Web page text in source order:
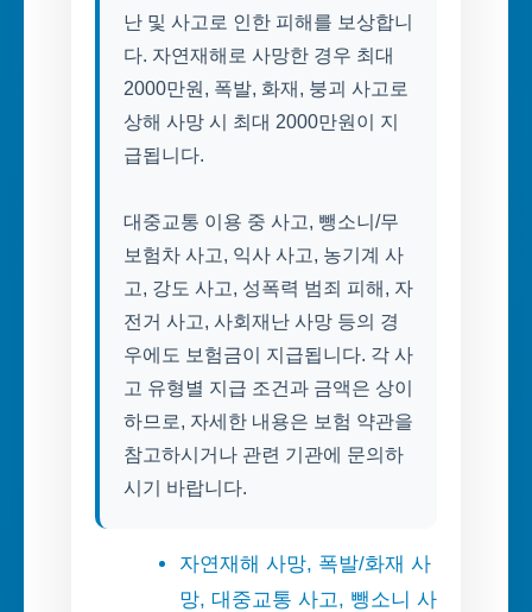
난 및 사고로 인한 피해를 보상합니
다. 자연재해로 사망한 경우 최대
2000만원, 폭발, 화재, 붕괴 사고로
상해 사망 시 최대 2000만원이 지
급됩니다.
대중교통 이용 중 사고, 뺑소니/무
보험차 사고, 익사 사고, 농기계 사
고, 강도 사고, 성폭력 범죄 피해, 자
전거 사고, 사회재난 사망 등의 경
우에도 보험금이 지급됩니다. 각 사
고 유형별 지급 조건과 금액은 상이
하므로, 자세한 내용은 보험 약관을
참고하시거나 관련 기관에 문의하
시기 바랍니다.
자연재해 사망, 폭발/화재 사
망, 대중교통 사고, 뺑소니 사